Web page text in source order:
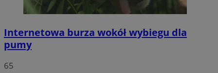
Internetowa burza wokół wybiegu dla
pumy
65